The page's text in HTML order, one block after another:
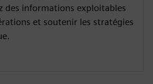
des informations exploitables
et soutenir les stratégies